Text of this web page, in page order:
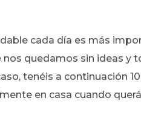
cada día es más
nos quedamos sin ideas y
tenéis a continuación
en casa cuando